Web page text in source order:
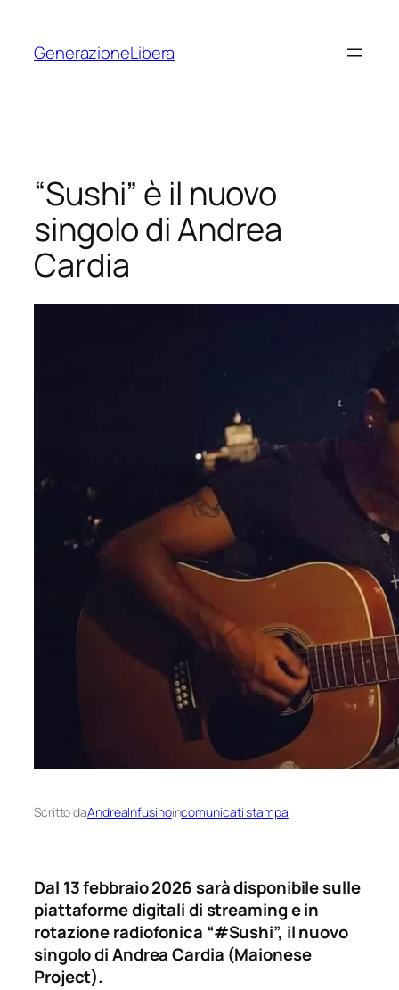
contenuto
GenerazioneLibera
“Sushi” è il nuovo
singolo di Andrea
Cardia
Scritto daAndreaInfusinoincomunicati stampa
Dal 13 febbraio 2026 sarà disponibile sulle
piattaforme digitali di streaming e in
rotazione radiofonica “#Sushi”, il nuovo
singolo di Andrea Cardia (Maionese
Project).